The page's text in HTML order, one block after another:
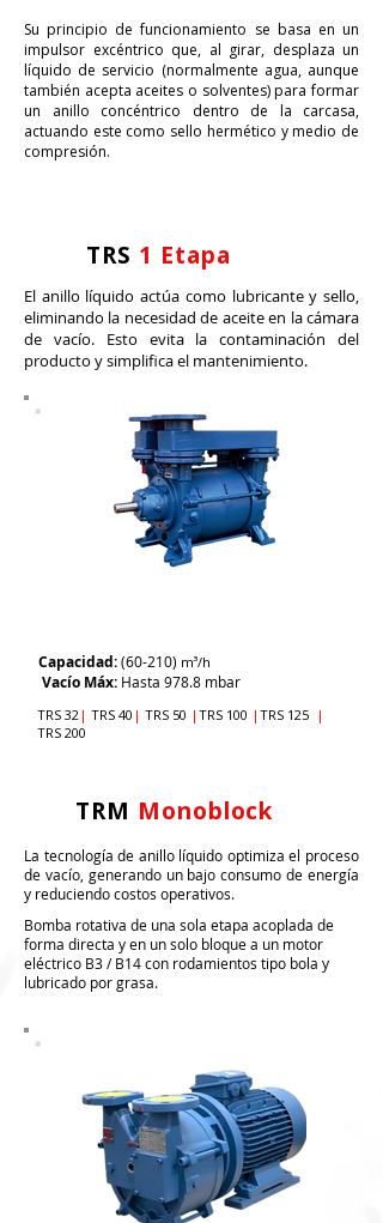
Su principio de funcionamiento se basa en un
impulsor excéntrico que, al girar, desplaza un
líquido de servicio (normalmente agua, aunque
también acepta aceites o solventes) para formar
un anillo concéntrico dentro de la carcasa,
actuando este como sello hermético y medio de
compresión.
​TRS 1 Etapa
El anillo líquido actúa como lubricante y sello,
eliminando la necesidad de aceite en la cámara
de vacío. Esto evita la contaminación del
producto y simplifica el mantenimiento.
Capacidad:(60-210) m³/h
Vacío Máx: Hasta 978.8 mbar
TRS 32 | TRS 40 | TRS 50 | TRS 100 | TRS 125 |
TRS 200
​TRM Monoblock
La tecnología de anillo líquido optimiza el proceso
de vacío, generando un bajo consumo de energía
y reduciendo costos operativos.​
Bomba rotativa de una sola etapa acoplada de
forma directa y en un solo bloque a un motor
eléctrico B3 / B14 con rodamientos tipo bola y
lubricado por grasa.